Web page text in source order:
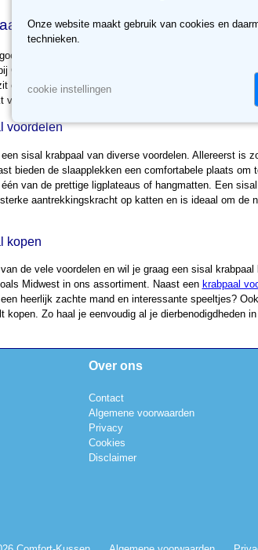
plek geven om zijn of haar nagels te slijpen?
Comfort-Kussen. Wij hebben een uitgebreid
ongetwijfeld de koning te rijk zal voelen. Hoe
van de hoogste kwaliteit materialen. Zo weet je zeker
voordelen
sisal krabpaal van diverse voordelen. Allereerst is
bieden de slaapplekken een comfortabele plaats
van de prettige ligplateaus of hangmatten. Een sisal
aantrekkingskracht op katten en is ideaal om de
kopen
de vele voordelen en wil je graag een sisal
Midwest in ons assortiment. Naast een krabpaal
heerlijk zachte mand en interessante speeltjes?
kopen. Zo haal je eenvoudig al je dierbenodigdheden
Over ons
Contact
Algemene voorwaarden
Privacy
Cookies
Disclaimer
Onze website maakt gebruik van cookies en
technieken.
cookie instellingen